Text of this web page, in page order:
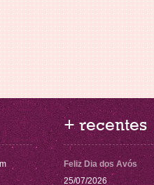
+ recentes
Feliz Dia dos Avós
25/07/2026